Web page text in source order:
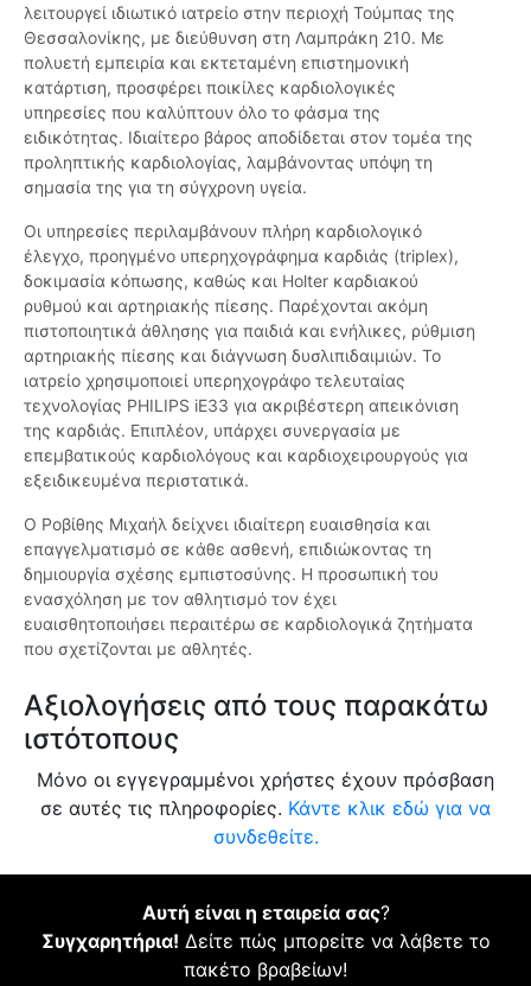
λειτουργεί ιδιωτικό ιατρείο στην περιοχή Τούμπας της
Θεσσαλονίκης, με διεύθυνση στη Λαμπράκη 210. Με
πολυετή εμπειρία και εκτεταμένη επιστημονική
κατάρτιση, προσφέρει ποικίλες καρδιολογικές
υπηρεσίες που καλύπτουν όλο το φάσμα της
ειδικότητας. Ιδιαίτερο βάρος αποδίδεται στον τομέα της
προληπτικής καρδιολογίας, λαμβάνοντας υπόψη τη
σημασία της για τη σύγχρονη υγεία.
Οι υπηρεσίες περιλαμβάνουν πλήρη καρδιολογικό
έλεγχο, προηγμένο υπερηχογράφημα καρδιάς (triplex),
δοκιμασία κόπωσης, καθώς και Holter καρδιακού
ρυθμού και αρτηριακής πίεσης. Παρέχονται ακόμη
πιστοποιητικά άθλησης για παιδιά και ενήλικες, ρύθμιση
αρτηριακής πίεσης και διάγνωση δυσλιπιδαιμιών. Το
ιατρείο χρησιμοποιεί υπερηχογράφο τελευταίας
τεχνολογίας PHILIPS iE33 για ακριβέστερη απεικόνιση
της καρδιάς. Επιπλέον, υπάρχει συνεργασία με
επεμβατικούς καρδιολόγους και καρδιοχειρουργούς για
εξειδικευμένα περιστατικά.
Ο Ροβίθης Μιχαήλ δείχνει ιδιαίτερη ευαισθησία και
επαγγελματισμό σε κάθε ασθενή, επιδιώκοντας τη
δημιουργία σχέσης εμπιστοσύνης. Η προσωπική του
ενασχόληση με τον αθλητισμό τον έχει
ευαισθητοποιήσει περαιτέρω σε καρδιολογικά ζητήματα
που σχετίζονται με αθλητές.
Αξιολογήσεις από τους παρακάτω
ιστότοπους
Μόνο οι εγγεγραμμένοι χρήστες έχουν πρόσβαση
σε αυτές τις πληροφορίες. Κάντε κλικ εδώ για να
συνδεθείτε.
Αυτή είναι η εταιρεία σας?
Συγχαρητήρια! Δείτε πώς μπορείτε να λάβετε το
πακέτο βραβείων!